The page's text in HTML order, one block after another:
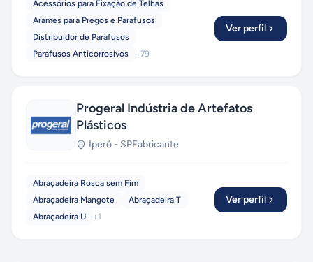
Acessórios para Fixação de Telhas
Arames para Pregos e Parafusos
Distribuidor de Parafusos
Parafusos Anticorrosivos
+79
Ver perfil
Progeral Indústria de Artefatos
Plásticos
Iperó - SPFabricante
Abraçadeira Rosca sem Fim
Abraçadeira Mangote
Abraçadeira T
Abraçadeira U
+1
Ver perfil